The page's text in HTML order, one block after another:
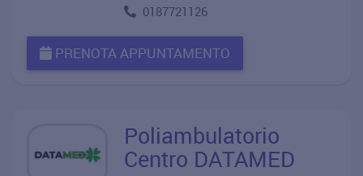
0187721126
PRENOTA APPUNTAMENTO
Poliambulatorio
Centro DATAMED